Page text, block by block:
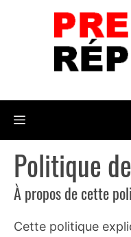
Menu
Politique
À propos de cette
Cette politique